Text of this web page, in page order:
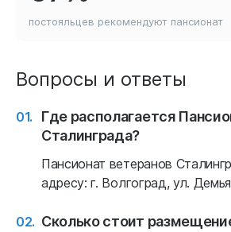
постояльцев рекомендуют пансионат
Вопросы и ответы
Где располагается
Сталинграда?
Пансионат ветеранов
адресу: г. Волгоград, ул.
Сколько стоит